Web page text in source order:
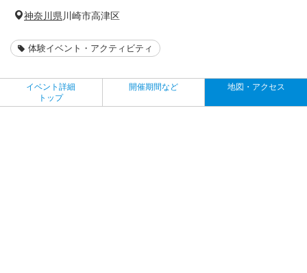
神奈川県 川崎市高津区
体験イベント・アクティビティ
イベント詳細
トップ
開催期間など 地図・アクセス